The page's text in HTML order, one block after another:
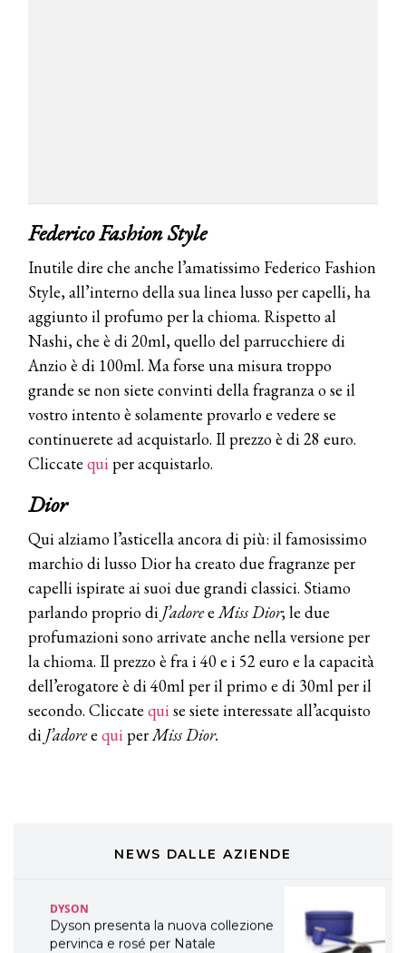
Federico Fashion Style
Inutile dire che anche l’amatissimo Federico Fashion
Style, all’interno della sua linea lusso per capelli, ha
aggiunto il profumo per la chioma. Rispetto al
Nashi, che è di 20ml, quello del parrucchiere di
Anzio è di 100ml. Ma forse una misura troppo
grande se non siete convinti della fragranza o se il
vostro intento è solamente provarlo e vedere se
continuerete ad acquistarlo. Il prezzo è di 28 euro.
Cliccate qui per acquistarlo.
Dior
Qui alziamo l’asticella ancora di più: il famosissimo
marchio di lusso Dior ha creato due fragranze per
capelli ispirate ai suoi due grandi classici. Stiamo
parlando proprio di J’adoreeMiss Dior; le due
profumazioni sono arrivate anche nella versione per
la chioma. Il prezzo è fra i 40 e i 52 euro e la capacità
dell’erogatore è di 40ml per il primo e di 30ml per il
secondo. Cliccate qui se siete interessate all’acquisto
di J’adoree qui perMiss Dior.
NEWS DALLE AZIENDE
COSMOPROF WORLDWIDE BOLOGNA
Cosmprof Worldwide Bologna
presenta THE BEAUTY &
WELLNESS CONGRESS 2022: I
TEMI
DYSON
Dyson presenta la nuova collezione
COTRIL
Continua la carrellata di look firmati
TONI&GUY
A Natale regala una doppia
TONI&GUY “Feel Good Experience”!
TONI&GUY
LABEL.M lancia la sua innovativa ed
eco-sostenibile linea di prodotti
professionali
DAVINES
Davines presenta cofanetti beauty
WELLNESS CONGRESS 2022: I
DYSON
Dyson presenta la nuova collezione
pervinca e rosé per Natale